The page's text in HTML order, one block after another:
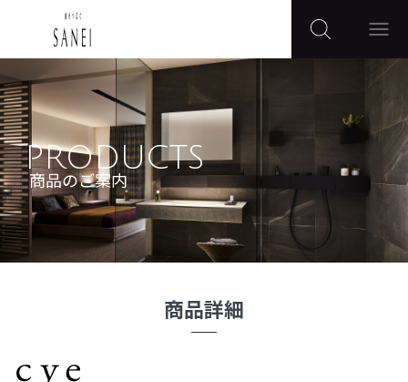
PRODUCTS
商品のご案内
商品詳細